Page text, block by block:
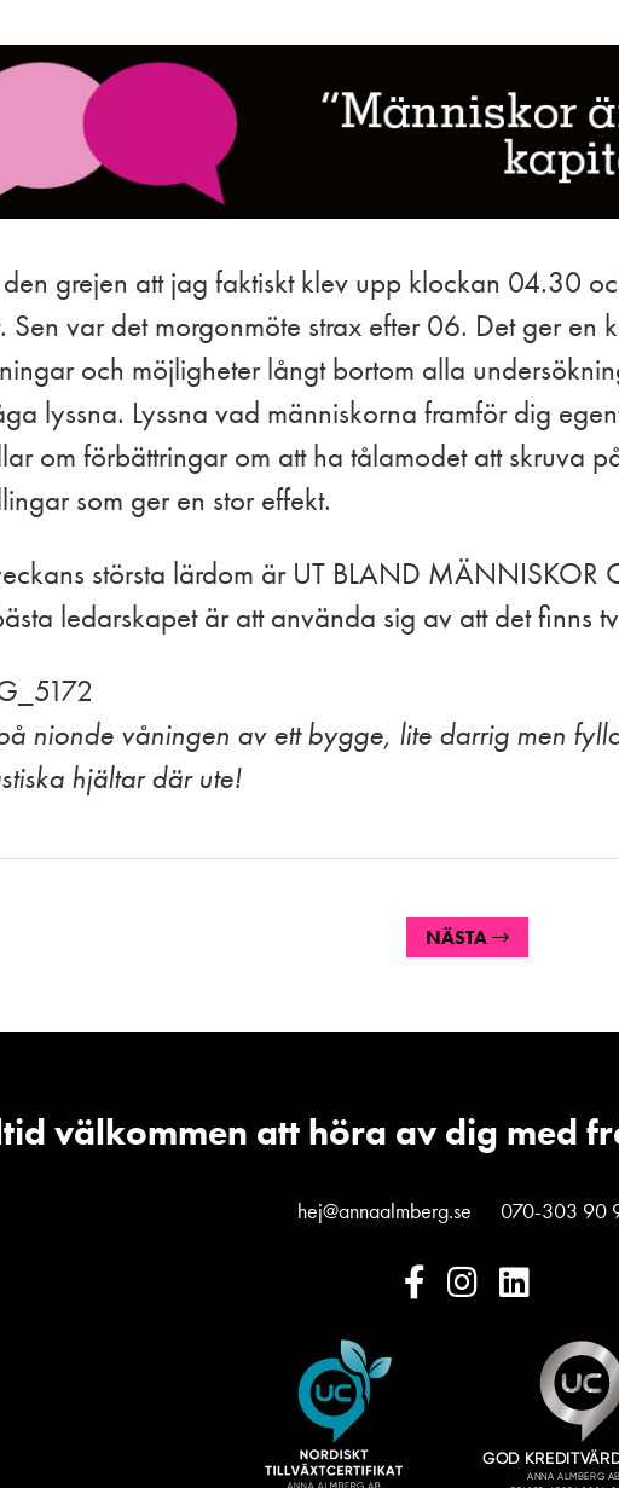
grejen att jag faktiskt klev upp klockan 04.30
Sen var det morgonmöte strax efter 06. Det ger en
och möjligheter långt bortom alla
lyssna. Lyssna vad människorna framför dig
om förbättringar om att ha tålamodet att skruva
som ger en stor effekt.
största lärdom är UT BLAND MÄNNISKOR
ledarskapet är att använda sig av att det finns
nionde våningen av ett bygge, lite darrig men
hjältar där ute!
NÄSTA
välkommen att höra av dig med
hej@annaalmberg.se 070-303 90